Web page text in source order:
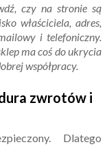
czy na stronie są
właściciela, adres,
i telefoniczny.
ma coś do ukrycia
współpracy.
zwrotów i
Dlatego